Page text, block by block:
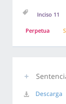
Inciso 11
Perpetua
Descarga